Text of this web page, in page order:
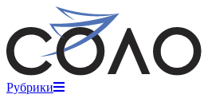
Рубрики